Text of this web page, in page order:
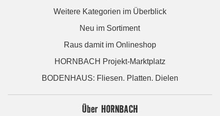
Weitere Kategorien im Überblick
Neu im Sortiment
Raus damit im Onlineshop
HORNBACH Projekt-Marktplatz
BODENHAUS: Fliesen. Platten. Dielen
Über HORNBACH